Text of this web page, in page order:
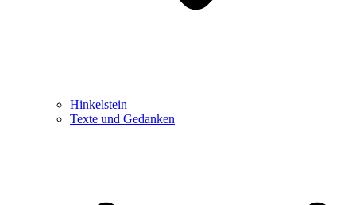
Hinkelstein
Texte und Gedanken